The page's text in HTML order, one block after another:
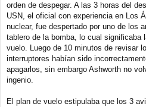
orden de despegar. A las 3 horas del
USN, el oficial con experiencia en Los
nuclear, fue despertado por uno de los
tablero de la bomba, lo cual significaba
vuelo. Luego de 10 minutos de revisar
interruptores habían sido
apagarlos, sin embargo Ashworth no
ingenio.
El plan de vuelo estipulaba que los 3